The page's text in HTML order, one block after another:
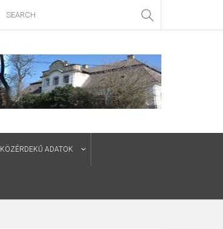
KÖZÉRDEKŰ ADATOK